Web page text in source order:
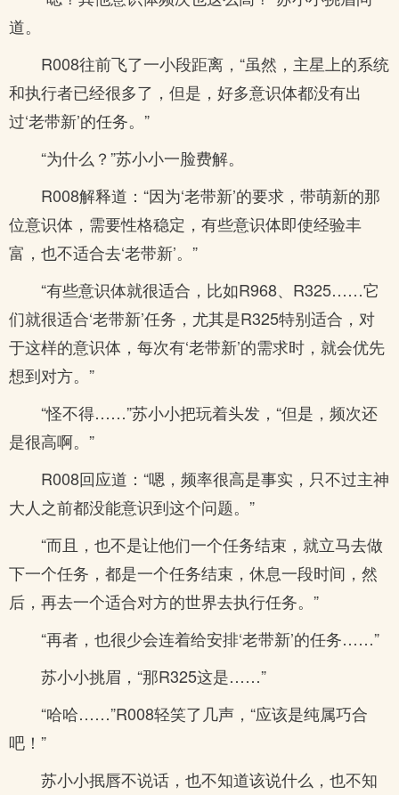
道。
R008往前飞了一小段距离，“虽然，主星上的系统
和执行者已经很多了，但是，好多意识体都没有出
过‘老带新’的任务。”
“为什么？”苏小小一脸费解。
R008解释道：“因为‘老带新’的要求，带萌新的那
位意识体，需要性格稳定，有些意识体即使经验丰
富，也不适合去‘老带新’。”
“有些意识体就很适合，比如R968、R325……它
们就很适合‘老带新’任务，尤其是R325特别适合，对
于这样的意识体，每次有‘老带新’的需求时，就会优先
想到对方。”
“怪不得……”苏小小把玩着头发，“但是，频次还
是很高啊。”
R008回应道：“嗯，频率很高是事实，只不过主神
大人之前都没能意识到这个问题。”
“而且，也不是让他们一个任务结束，就立马去做
下一个任务，都是一个任务结束，休息一段时间，然
后，再去一个适合对方的世界去执行任务。”
“再者，也很少会连着给安排‘老带新’的任务……”
苏小小挑眉，“那R325这是……”
“哈哈……”R008轻笑了几声，“应该是纯属巧合
吧！”
苏小小抿唇不说话，也不知道该说什么，也不知